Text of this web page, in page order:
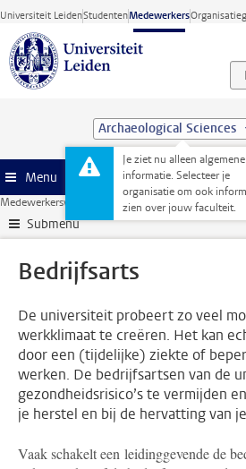
Ga direct naar de inhoud
Universiteit LeidenStudentenMedewerkers
Archaeological Sciences
Je ziet nu alleen algemene
informatie. Selecteer je
organisatie om ook
zien over jouw faculteit.
Menu
Medewerkerswebsite Gezondheid Ziek
Submenu
Bedrijfsarts
De universiteit probeert zo veel
werkklimaat te creëren. Het kan
door een (tijdelijke) ziekte of
werken. De bedrijfsartsen van de
gezondheidsrisico’s te vermijden
je herstel en bij de hervatting van
Vaak schakelt een leidinggevende de